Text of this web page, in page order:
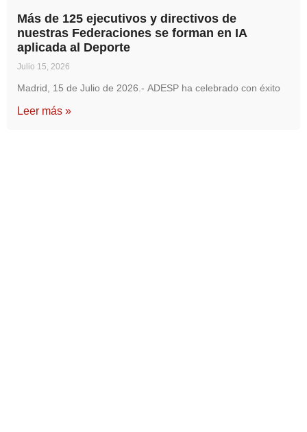
Más de 125 ejecutivos y directivos de
nuestras Federaciones se forman en IA
aplicada al Deporte
Julio 15, 2026
Madrid, 15 de Julio de 2026.- ADESP ha celebrado con éxito
Leer más »